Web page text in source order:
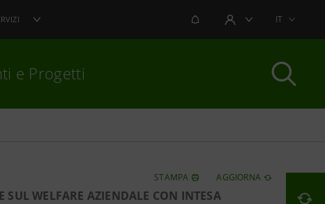
NOTIFICHEAREA UTENTEIT
e Progetti
STAMPA AGGIORNA
SUL WELFARE AZIENDALE CON INTESA